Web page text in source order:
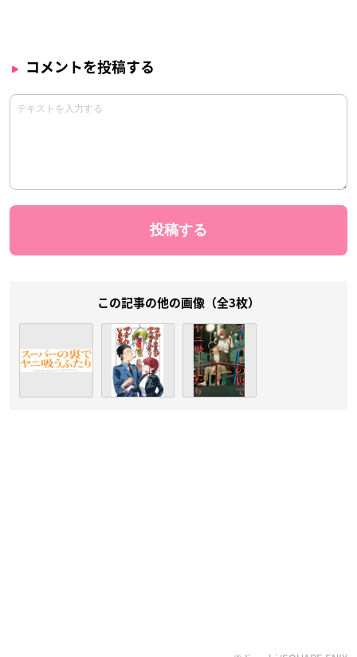
コメントを投稿する
この記事の他の画像（全3枚）